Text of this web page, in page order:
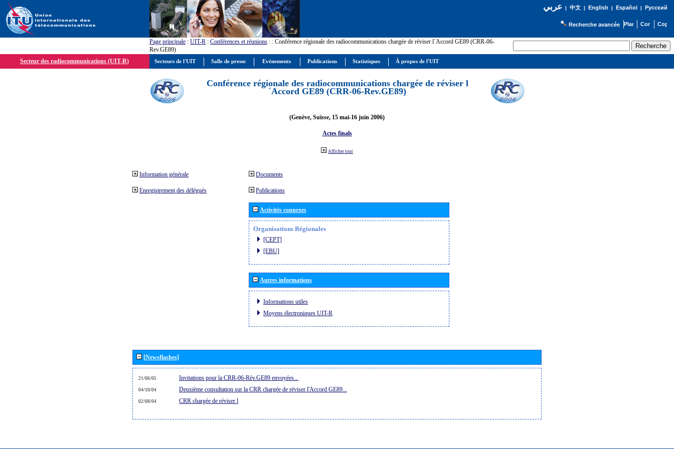
عربي| 中文| English | Español | Русский
Recherche avancée
Page principale : UIT-R : Conférences et réunions : : Conférence régionale des radiocommunications chargée de réviser l´Accord GE89 (CRR-06-
Rev.GE89)
Secteur des radiocommunications (UIT-R)
Conférence régionale des radiocommunications chargée de réviser l
´Accord GE89 (CRR-06-Rev.GE89)
(Genève, Suisse, 15 mai-16 juin 2006)
Actes finals
Afficher tout
Information générale
Enregistrement des délégués
Documents
Publications
Activités connexes
Organisations Régionales
[CEPT]
[EBU]
Autres informations
Informations utiles
Moyens électroniques UIT-R
[Newsflashes]
21/06/05 Invitations pour la CRR-06-Rév.GE89 envoyées...
04/10/04 Deuxième consultation sur la CRR chargée de réviser l'Accord GE89...
02/08/04 CRR chargée de réviser l
Secteurs de l'UIT Salle de presse Evénements Publications Statistiques À propos de l'UIT